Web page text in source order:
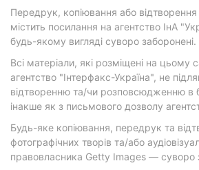
Передрук, копіювання або відтворення
містить посилання на агентство ІнА
будь-якому вигляді суворо заборонені.
Всі матеріали, які розміщені на цьому
агентство "Інтерфакс-Україна", не
відтворенню та/чи розповсюдженню в
інакше як з письмового дозволу
Будь-яке копіювання, передрук та
фотографічних творів та/або
правовласника Getty Images — суворо